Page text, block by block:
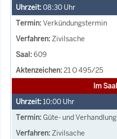
08:30 Uhr
Verkündungstermin
Zivilsache
609
21 O 495/25
Im
10:00 Uhr
Güte- und
Zivilsache